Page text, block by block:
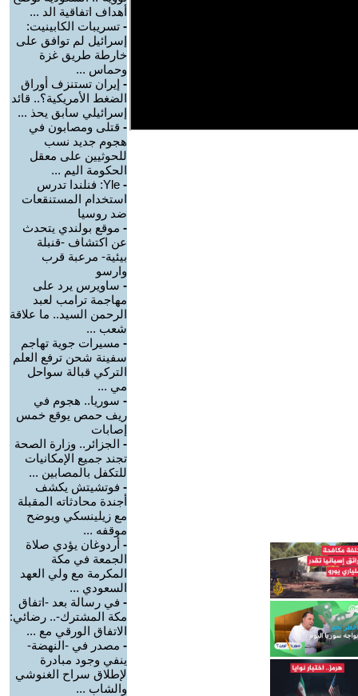
أهداف اتفاقية الد ...
- تسريبات الكابينيت:
إسرائيل لم توافق على
خارطة طريق غزة
وحماس ...
- إيران تستنزف أوراق
الضغط الأمريكية؟.. قائد
إسرائيلي سابق يحذ ...
- قتلى ومصابون في
هجوم جديد نسب
للحوثيين على معقل
الحكومة اليم ...
-
Yle: فنلندا تدرس
استخدام المستنقعات
ضد روسيا
- موقع بولندي يتحدث
عن اكتشاف -قنبلة
بيئية- مرعبة قرب
وارسو
- ساويرس يرد على
مهاجمة ترامب لعبد
الرحمن السيد.. ما علاقة
شعب ...
- مسيرات جوية تهاجم
سفينة شحن ترفع العلم
التركي قبالة سواحل
مي ...
- سوريا.. هجوم في
ريف حمص يوقع خمس
إصابات
- الجزائر.. وزارة الصحة
تجند جميع الإمكانيات
للتكفل بالمصابين ...
- فوتشيتش يكشف
أجندة محادثاته المقبلة
مع زيلينسكي ويوضح
موقفه ...
- أردوغان يؤدي صلاة
الجمعة في مكة
المكرمة مع ولي العهد
السعودي ...
- في رسالة بعد -اتفاق
مكة المشترك-.. رضائي:
الاتفاق الورقي مع ...
- مصدر في -النهضة-
ينفي وجود مبادرة
لإطلاق سراح الغنوشي
والشاب ...